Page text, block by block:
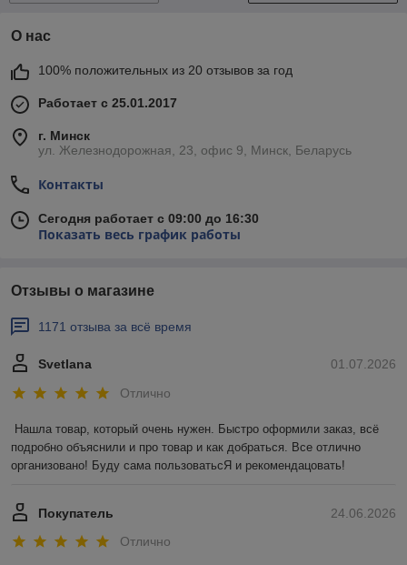
О нас
100% положительных из 20 отзывов за год
Работает с 25.01.2017
г. Минск
ул. Железнодорожная, 23, офис 9, Минск, Беларусь
Контакты
Сегодня работает с 09:00 до 16:30
Показать весь график работы
Отзывы о магазине
1171 отзыва за всё время
01.07.2026
Svetlana
Отлично
Нашла товар, который очень нужен. Быстро оформили заказ, всё
подробно объяснили и про товар и как добраться. Все отлично
организовано! Буду сама пользоватьсЯ и рекомендацовать!
24.06.2026
Покупатель
Отлично